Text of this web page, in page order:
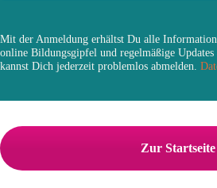
Mit der Anmeldung erhältst Du alle
online Bildungsgipfel und regelmäßige
kannst Dich jederzeit problemlos abmelden.
Zur Startseite